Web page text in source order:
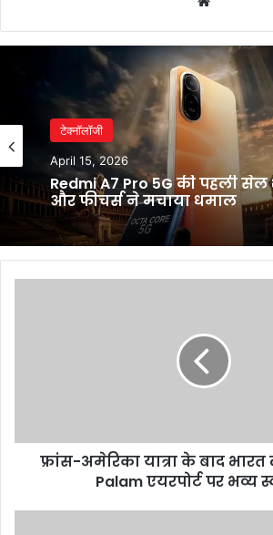
टेक्नॉलॉजी
April 15, 2026
Redmi A7 Pro 5G की पहली
और फीचर्स ने मचाया धमाल
Modi,
Palamफ्रांस-अमेरिका यात्रा के बाद भारत
Palam एयरपोर्ट पर भव्य